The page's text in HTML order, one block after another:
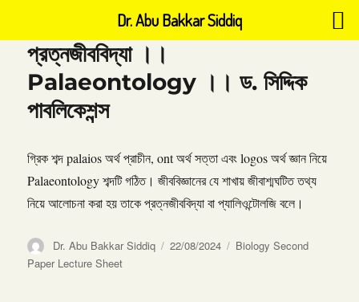
প্রত্নজীববিদ্যা ।।
Palaeontology ।। ড. সিদ্দিক
পাবলিকেশন্স
গ্রিক শব্দ palaios অর্থ প্রাচীন, ont অর্থ সত্তা এবং logos অর্থ জ্ঞান নিয়ে
Palaeontology শব্দটি গঠিত। জীববিজ্ঞানের যে শাখায় জীবাশ্মঘটিত তথ্য
নিয়ে আলোচনা করা হয় তাকে প্রত্নজীববিদ্যা বা প্যালিওন্টোলজি বলে।
Author
Dr. Abu Bakkar Siddiq
Posted
22/08/2024 Categories
Biology Second
Paper Lecture Sheet
Dr. Abu Bakkar Siddiq